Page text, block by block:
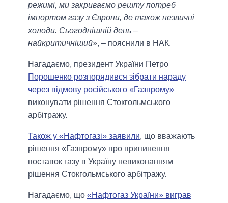
режимі, ми закриваємо решту потреб
імпортом газу з Європи, де також незвичні
холоди. Сьогоднішній день –
найкритичніший», – пояснили в НАК.
Нагадаємо, президент України Петро
Порошенко розпорядився зібрати нараду
через відмову російського «Газпрому»
виконувати рішення Стокгольмського
арбітражу.
Також у «Нафтогазі» заявили, що вважають
рішення «Газпрому» про припинення
поставок газу в Україну невиконанням
рішення Стокгольмського арбітражу.
Нагадаємо, що «Нафтогаз України» виграв